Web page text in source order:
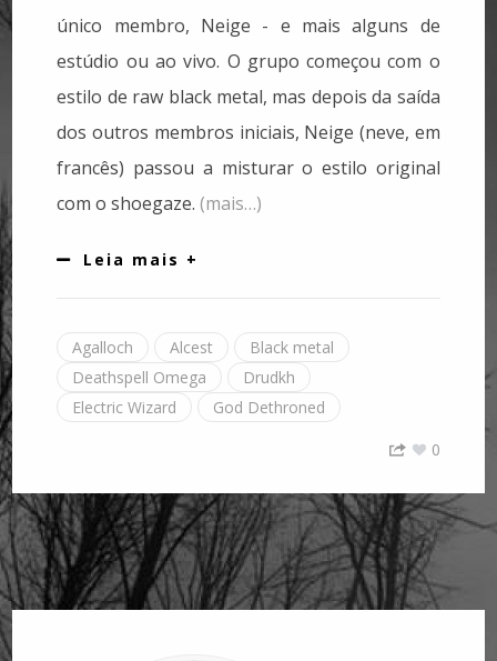
único membro, Neige - e mais alguns de
estúdio ou ao vivo. O grupo começou com o
estilo de raw black metal, mas depois da saída
dos outros membros iniciais, Neige (neve, em
francês) passou a misturar o estilo original
com o shoegaze.(mais…)
Leia mais +
Agalloch Alcest
Black metal
Deathspell Omega
Drudkh
Electric Wizard
God Dethroned
0